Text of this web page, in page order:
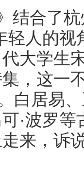
》结合了
轻人的
大学生
，这一
白居易
·波罗
来，诉